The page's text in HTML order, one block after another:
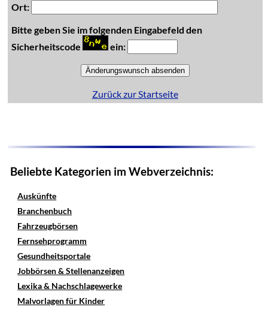
Ort:
Bitte geben Sie im folgenden Eingabefeld den
Sicherheitscode
ein:
Zurück zur Startseite
Beliebte Kategorien im Webverzeichnis:
Auskünfte
Branchenbuch
Fahrzeugbörsen
Fernsehprogramm
Gesundheitsportale
Jobbörsen & Stellenanzeigen
Lexika & Nachschlagewerke
Malvorlagen für Kinder